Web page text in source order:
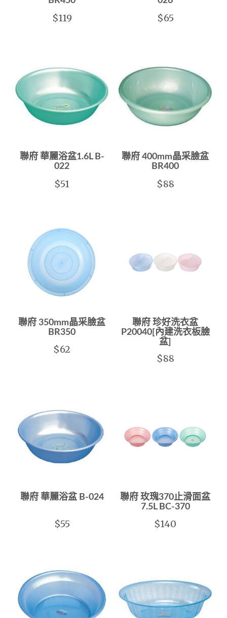
$119 $65
聯府 華麗浴盆1.6L B-
022
$51
聯府 400mm晶采臉盆
BR400
$88
聯府 350mm晶采臉盆
BR350
$62
聯府 珍好洗衣盆
P20040[內建洗衣板臉
盆]
$88
聯府 華麗浴盆 B-024
$55
聯府 玫瑰370止滑面盆
7.5L BC-370
$140